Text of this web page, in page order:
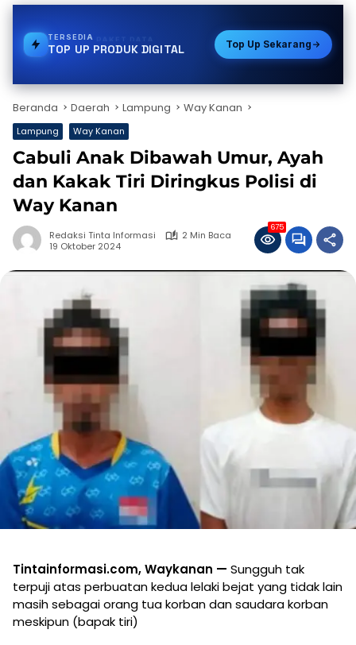
TERSEDIA
TOP UP PRODUK DIGITAL Top Up Sekarang
Beranda Daerah Lampung Way Kanan
Lampung Way Kanan
Cabuli Anak Dibawah Umur, Ayah
dan Kakak Tiri Diringkus Polisi di
Way Kanan
Redaksi Tinta Informasi
2 Min Baca
19 Oktober 2024
675
Tintainformasi.com, Waykanan — Sungguh tak
terpuji atas perbuatan kedua lelaki bejat yang tidak lain
masih sebagai orang tua korban dan saudara korban
meskipun (bapak tiri)